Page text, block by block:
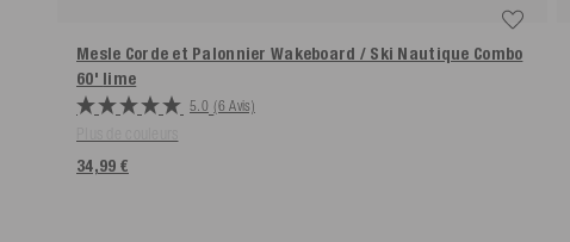
Mesle Corde et Palonnier Wakeboard / Ski Nautique Combo
60' lime
5.0 (6 Avis)
34,99 €